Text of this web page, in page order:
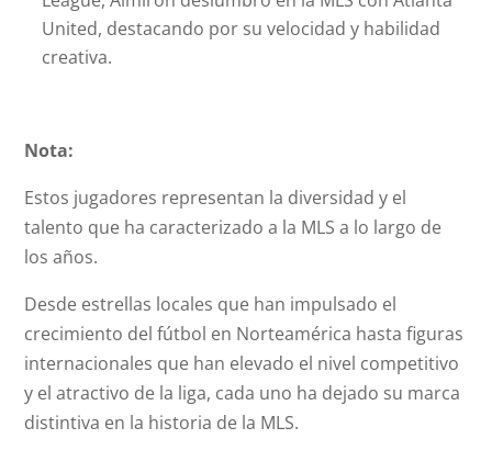
United, destacando por su velocidad y habilidad
creativa.
Nota:
Estos jugadores representan la diversidad y el
talento que ha caracterizado a la MLS a lo largo de
los años.
Desde estrellas locales que han impulsado el
crecimiento del fútbol en Norteamérica hasta figuras
internacionales que han elevado el nivel competitivo
y el atractivo de la liga, cada uno ha dejado su marca
distintiva en la historia de la MLS.